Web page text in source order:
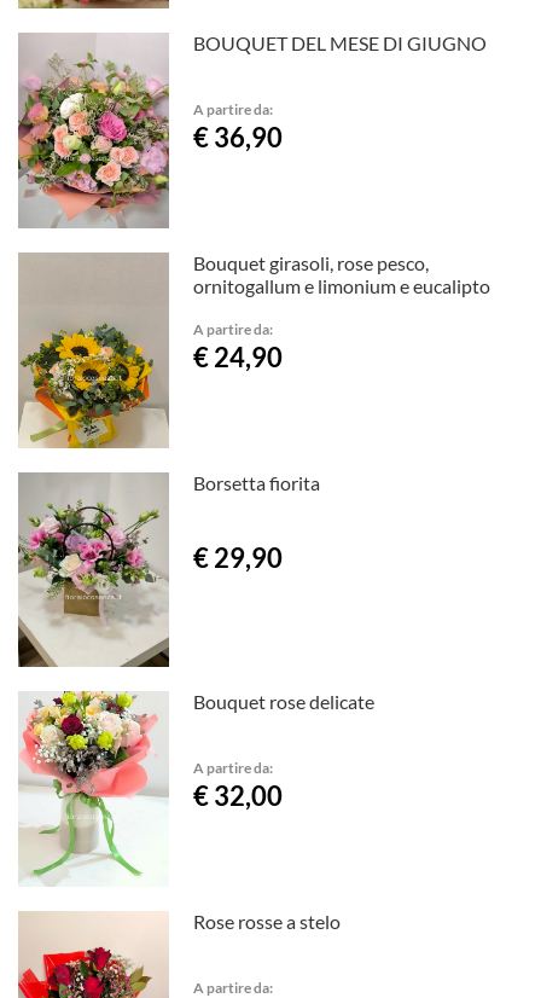
BOUQUET DEL MESE DI GIUGNO
A partire da:
€ 36,90
Bouquet girasoli, rose pesco,
ornitogallum e limonium e eucalipto
A partire da:
€ 24,90
Borsetta fiorita
€ 29,90
Bouquet rose delicate
A partire da:
€ 32,00
Rose rosse a stelo
A partire da: